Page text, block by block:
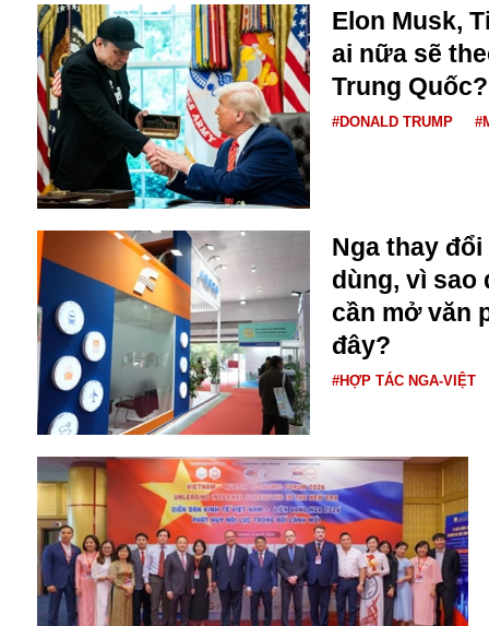
Bình Định
Bulgaria
Biến chủng
Baikal
Bakhmut
Bulagria
Crimea
Chính trị
Công nghệ
Chuyện hay
Chuyện lạ
Cuộc sống quanh ta
Casino
Chiến tranh thương mại
Chính trị Nga
Chợ Vòm
Cảnh sát
Cấm bay
Cao tốc
Canada
Elon Musk,
ai nữa sẽ
Trung Quốc?
#DONALD TRUMP
Nga thay
dùng, vì sao
cần mở văn
đây?
#HỢP TÁC NGA-VIỆT